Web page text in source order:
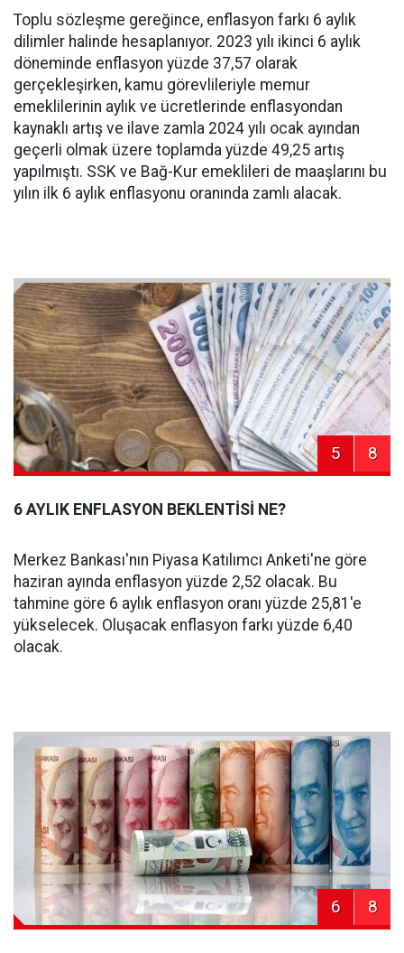
Toplu sözleşme gereğince, enflasyon farkı 6 aylık
dilimler halinde hesaplanıyor. 2023 yılı ikinci 6 aylık
döneminde enflasyon yüzde 37,57 olarak
gerçekleşirken, kamu görevlileriyle memur
emeklilerinin aylık ve ücretlerinde enflasyondan
kaynaklı artış ve ilave zamla 2024 yılı ocak ayından
geçerli olmak üzere toplamda yüzde 49,25 artış
yapılmıştı. SSK ve Bağ-Kur emeklileri de maaşlarını bu
yılın ilk 6 aylık enflasyonu oranında zamlı alacak.
5 8
6 AYLIK ENFLASYON BEKLENTİSİ NE?
Merkez Bankası'nın Piyasa Katılımcı Anketi'ne göre
haziran ayında enflasyon yüzde 2,52 olacak. Bu
tahmine göre 6 aylık enflasyon oranı yüzde 25,81'e
yükselecek. Oluşacak enflasyon farkı yüzde 6,40
olacak.
6 8